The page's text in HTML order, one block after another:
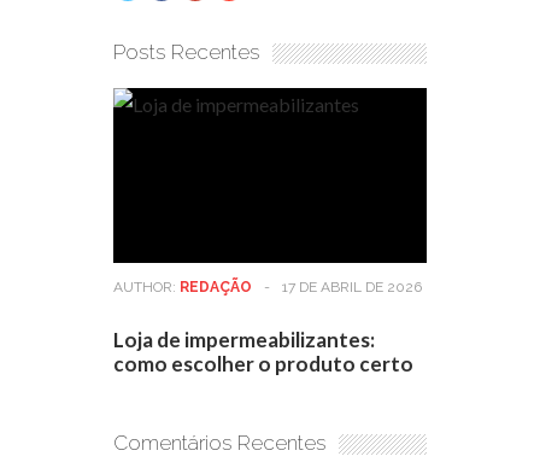
Posts Recentes
AUTHOR: REDAÇÃO - 17 DE ABRIL DE 2026
Loja de impermeabilizantes:
como escolher o produto certo
Comentários Recentes